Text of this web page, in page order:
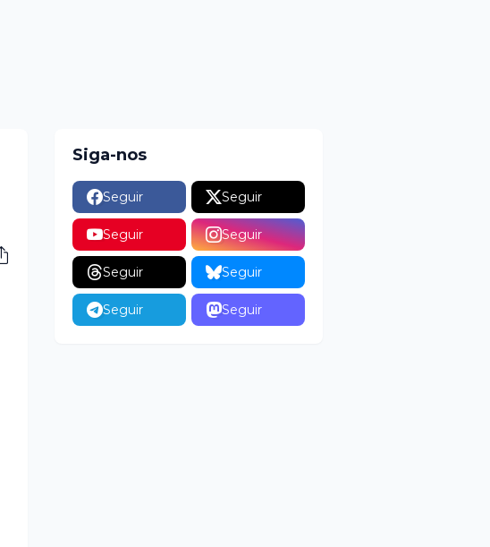
Siga-nos
Seguir Seguir
Seguir Seguir
Seguir Seguir
Seguir Seguir